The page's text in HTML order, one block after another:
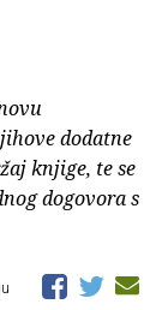
dodatne
knjige, te se
dogovora s